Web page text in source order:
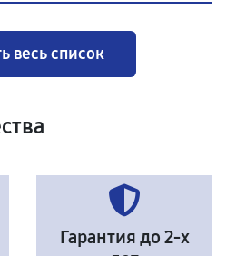
весь список
Гарантия до 2-х